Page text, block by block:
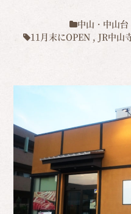
中山・中山
11月末にOPEN, JR中山